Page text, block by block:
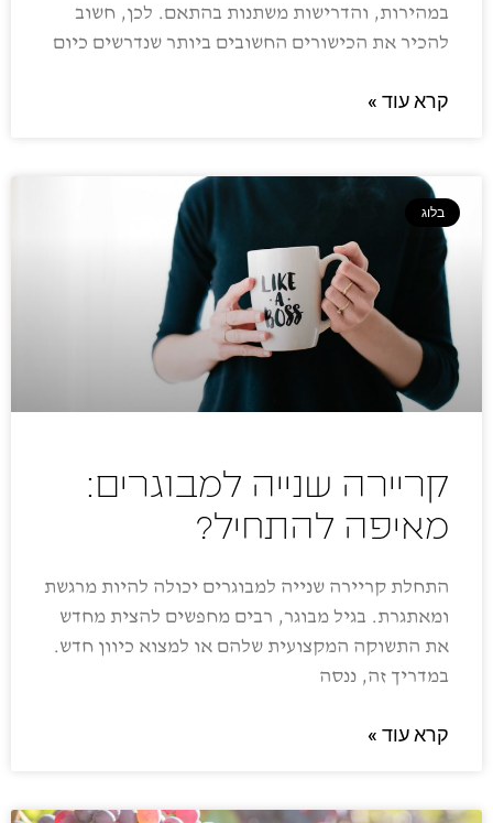
במהירות, והדרישות משתנות בהתאם. לכן, חשוב
להכיר את הכישורים החשובים ביותר שנדרשים כיום
קרא עוד »
בלוג
קריירה שנייה למבוגרים:
מאיפה להתחיל?
התחלת קריירה שנייה למבוגרים יכולה להיות מרגשת
ומאתגרת. בגיל מבוגר, רבים מחפשים להצית מחדש
את התשוקה המקצועית שלהם או למצוא כיוון חדש.
במדריך זה, ננסה
קרא עוד »